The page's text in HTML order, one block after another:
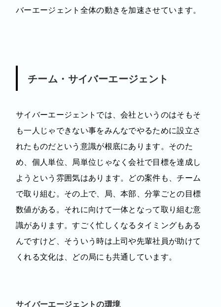
バーエージェント全体の動きを加速させています。
チーム・サイバーエージェント
サイバーエージェントでは、会社というのはそもそ
も一人じゃできない事をみんなでやるために設立さ
れたものだという意識が根底にあります。そのた
め、個人単位、局単位じゃなく会社で目標を達成し
ようという雰囲気はあります。どの案件も、チーム
で取り組む。その上で、局、本部、分掌ごとの目標
数値がある。それに向けて一体となって取り組む意
識があります。すごく忙しくなるタイミングもある
んですけど、そういう時は上司や先輩社員が助けて
くれる文化は、どの局にも共通しています。
サイバーエージェントの環境